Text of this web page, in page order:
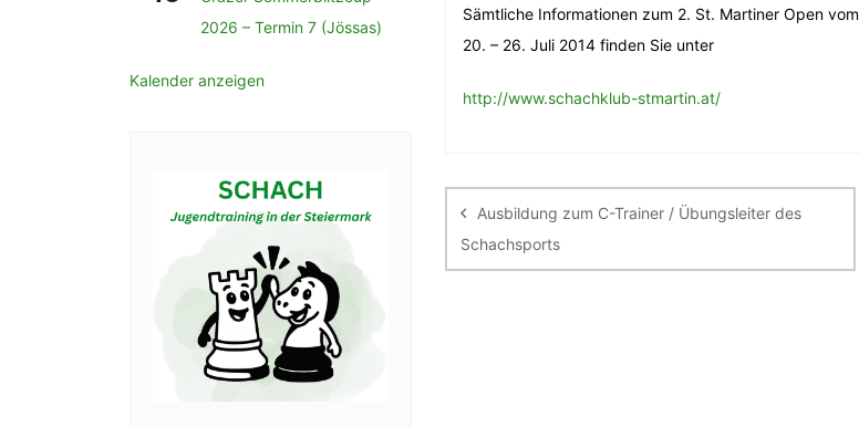
Sämtliche Informationen zum 2. St. Martiner Open vom
20. – 26. Juli 2014 finden Sie unter
http://www.schachklub-stmartin.at/
Ausbildung zum C-Trainer / Übungsleiter des
Schachsports
2026 – Termin 7 (Jössas)
Kalender anzeigen